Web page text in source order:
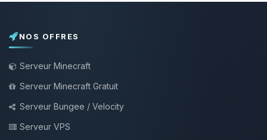
NOS OFFRES
Serveur Minecraft
Serveur Minecraft Gratuit
Serveur Bungee / Velocity
Serveur VPS